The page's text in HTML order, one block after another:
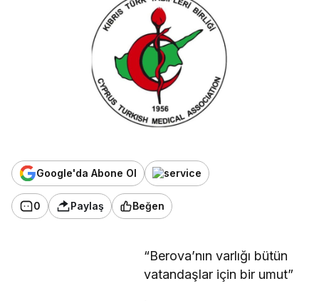
Google'da Abone Ol
0 Paylaş Beğen
“Berova’nın varlığı bütün
vatandaşlar için bir umut”